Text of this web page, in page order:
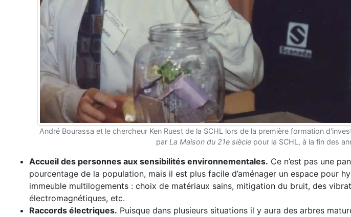
André Bourassa et le chercheur Ken Ruest de la SCHL lors de la première formation
par La Maison du 21e sièclepour la SCHL, à la fin des
Accueil des personnes aux sensibilités environnementales. Ce n’est pas une
pourcentage de la population, mais il est plus facile d’aménager un espace pour
immeuble multilogements : choix de matériaux sains, mitigation du bruit, des
électromagnétiques, etc.
Raccords électriques. Puisque dans plusieurs situations il y aura des arbres